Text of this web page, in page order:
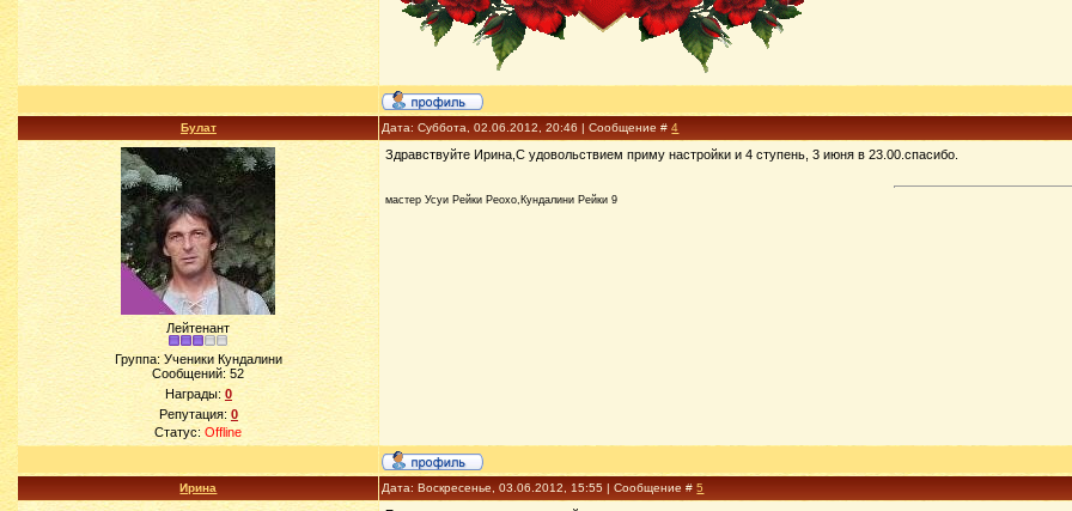
Булат Дата: Суббота, 02.06.2012, 20:46 | Сообщение #4
Лейтенант
Группа: Ученики Кундалини
Сообщений:52
Награды: 0
Репутация: 0
Статус:Offline
Здравствуйте Ирина,С удовольствием приму настройки и 4 ступень, 3 июня в 23.00.спасибо.
мастер Усуи Рейки Реохо,Кундалини Рейки 9
Ирина Дата: Воскресенье, 03.06.2012, 15:55 | Сообщение #5